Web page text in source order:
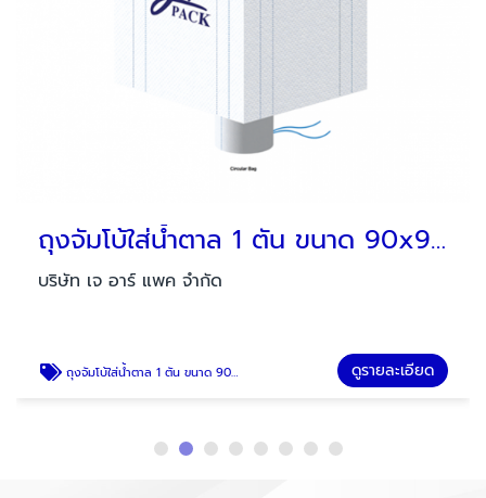
ถุงจัมโบ้ใส่น้ำตาล 1 ตัน ขนาด 90x90x120-130 cm
บริษัท เจ อาร์ แพค จำกัด
ถุงจัมโบ้ใส่น้ำตาล 1 ตัน ขนาด 90x90x120-130 cm ดูรายละเอียด